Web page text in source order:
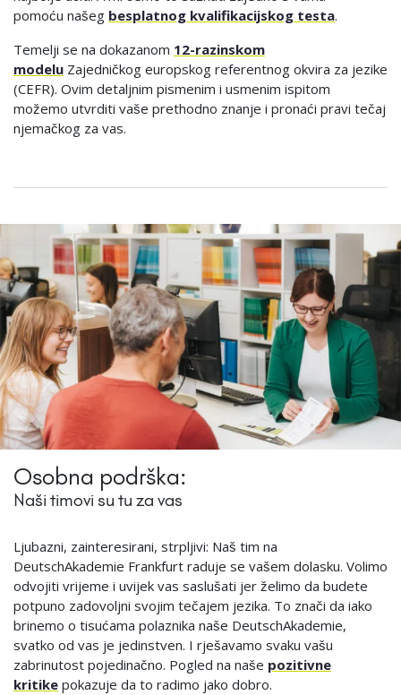
pomoću našeg besplatnog kvalifikacijskog testa.
Temelji se na dokazanom 12-razinskom
modelu Zajedničkog europskog referentnog okvira za jezike
(CEFR). Ovim detaljnim pismenim i usmenim ispitom
možemo utvrditi vaše prethodno znanje i pronaći pravi tečaj
njemačkog za vas.
Osobna podrška:
Naši timovi su tu za vas
Ljubazni, zainteresirani, strpljivi: Naš tim na
DeutschAkademie Frankfurt raduje se vašem dolasku. Volimo
odvojiti vrijeme i uvijek vas saslušati jer želimo da budete
potpuno zadovoljni svojim tečajem jezika. To znači da iako
brinemo o tisućama polaznika naše DeutschAkademie,
svatko od vas je jedinstven. I rješavamo svaku vašu
zabrinutost pojedinačno. Pogled na naše pozitivne
kritike pokazuje da to radimo jako dobro.